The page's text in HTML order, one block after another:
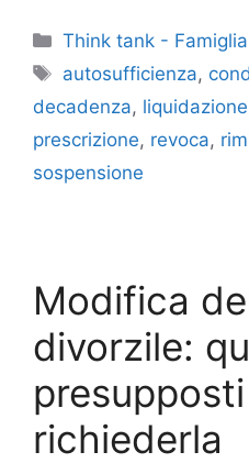
Categorie
Think tank - Famiglia
Tag
autosufficienza,
decadenza, liquidazione
prescrizione, revoca,
sospensione
Modifica
divorzile:
richiederla